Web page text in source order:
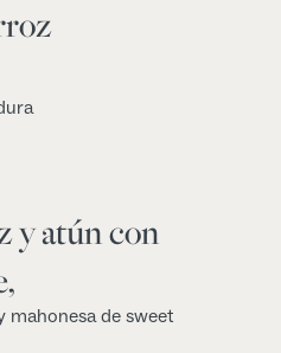
y atún con
mahonesa de sweet